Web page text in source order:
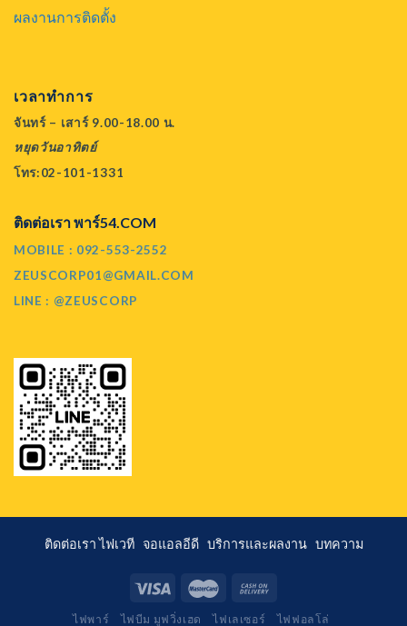
ผลงานการติดตั้ง
เวลาทำการ
จันทร์ – เสาร์ 9.00-18.00 น.
หยุดวันอาทิตย์
โทร:02-101-1331
ติดต่อเรา พาร์54.COM
MOBILE : 092-553-2552
ZEUSCORP01@GMAIL.COM
LINE : @ZEUSCORP
ติดต่อเราไฟเวที จอแอลอีดี บริการและผลงาน บทความ
ไฟพาร์ ไฟบีม มูฟวิ่งเฮด ไฟเลเซอร์
ไฟฟอลโล่